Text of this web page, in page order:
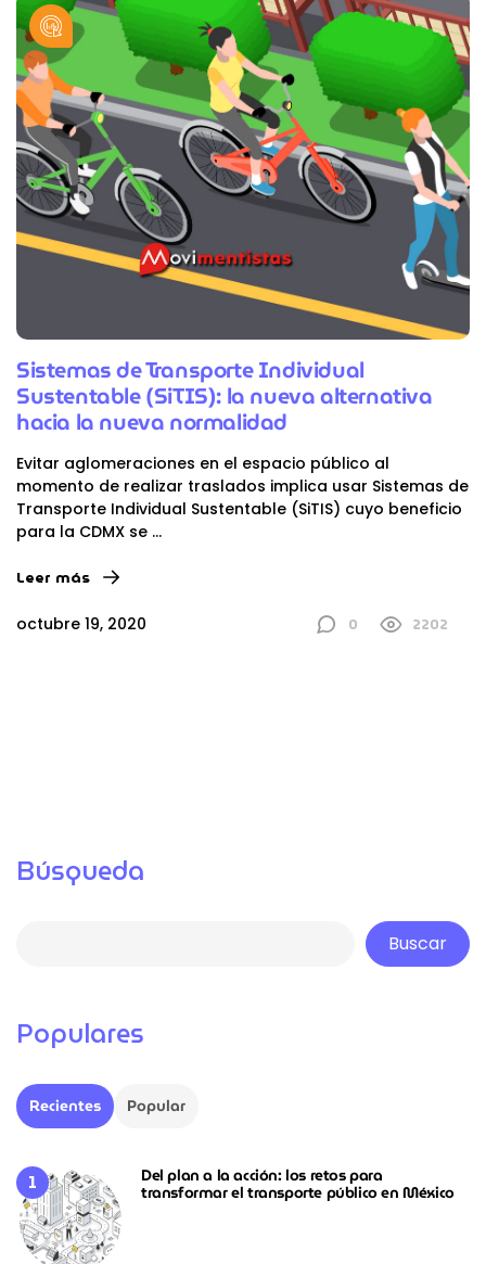
Sistemas de Transporte Individual
Sustentable (SiTIS): la nueva alternativa
hacia la nueva normalidad
Evitar aglomeraciones en el espacio público al
momento de realizar traslados implica usar Sistemas de
Transporte Individual Sustentable (SiTIS) cuyo beneficio
para la CDMX se ...
Leer más
octubre 19, 2020 0 2202
Búsqueda
Buscar
Populares
Recientes Popular
Del plan a la acción: los retos para
transformar el transporte público en México